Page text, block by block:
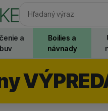
Vyhľadávanie
a
Boilies a
návnady